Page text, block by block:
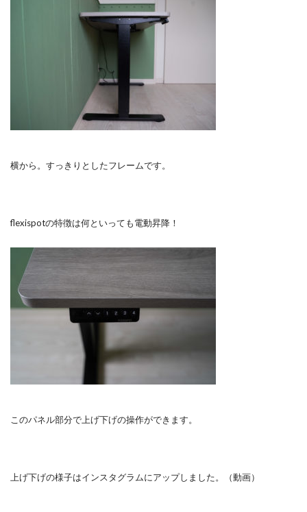
横から。すっきりとしたフレームです。
flexispotの特徴は何といっても電動昇降！
このパネル部分で上げ下げの操作ができます。
上げ下げの様子はインスタグラムにアップしました。（動画）